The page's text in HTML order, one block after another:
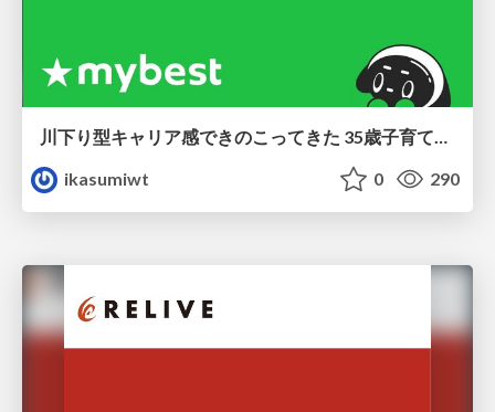
川下り型キャリア感できのこってきた 35歳子育て世帯の葛藤
ikasumiwt
0 290